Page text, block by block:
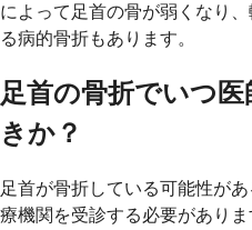
によって足首の骨が弱くなり
る病的骨折もあります。
足首の骨折でいつ
きか？
足首が骨折している可能性が
療機関を受診する必要があり